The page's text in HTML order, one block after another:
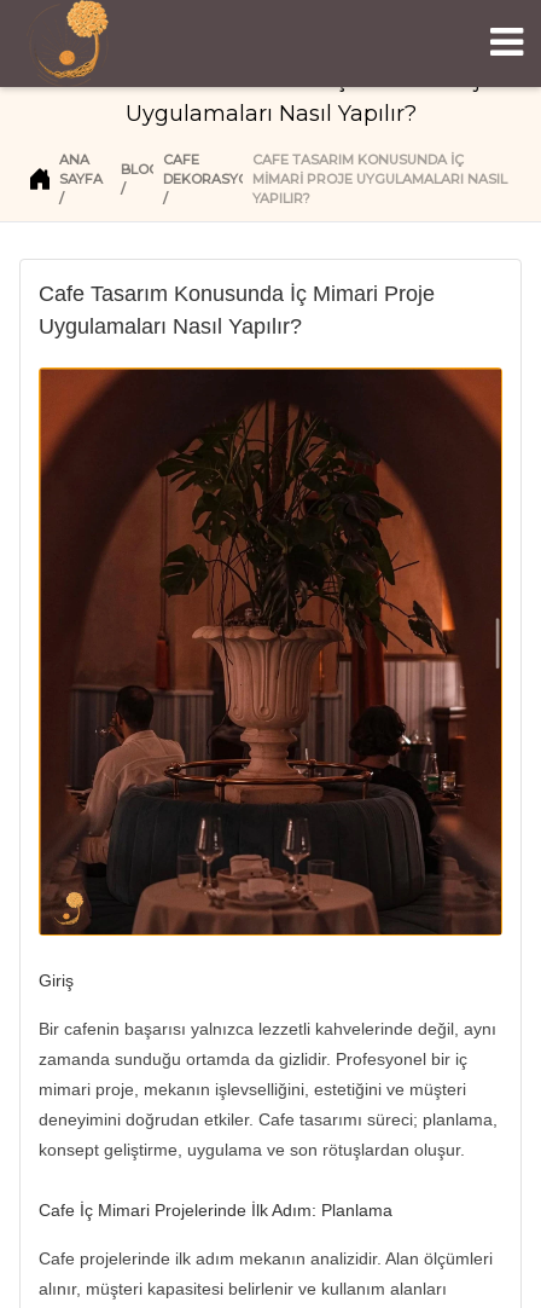
Cafe Tasarım Konusunda İç Mimari Proje
Uygulamaları Nasıl Yapılır?
ANA
SAYFA
BLOG
CAFE
DEKORASYON
CAFE TASARIM KONUSUNDA İÇ
MIMARI PROJE UYGULAMALARI NASIL
YAPILIR?
Cafe Tasarım Konusunda İç Mimari Proje
Uygulamaları Nasıl Yapılır?
Giriş
Bir cafenin başarısı yalnızca lezzetli kahvelerinde değil, aynı
zamanda sunduğu ortamda da gizlidir. Profesyonel bir iç
mimari proje, mekanın işlevselliğini, estetiğini ve müşteri
deneyimini doğrudan etkiler. Cafe tasarımı süreci; planlama,
konsept geliştirme, uygulama ve son rötuşlardan oluşur.
Cafe İç Mimari Projelerinde İlk Adım: Planlama
Cafe projelerinde ilk adım mekanın analizidir. Alan ölçümleri
alınır, müşteri kapasitesi belirlenir ve kullanım alanları